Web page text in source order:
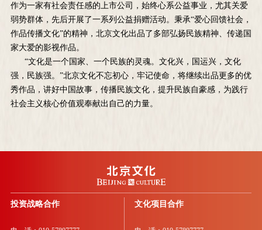
作为一家有社会责任感的上市公司，始终心系公益事业，尤其关爱
弱势群体，先后开展了一系列公益捐赠活动。秉承“爱心回馈社会，
作品传播文化”的精神，北京文化出品了多部弘扬民族精神、传递国
家大爱的影视作品。
“文化是一个国家、一个民族的灵魂。文化兴，国运兴，文化
强，民族强。”北京文化不忘初心，牢记使命，将继续出品更多的优
秀作品，讲好中国故事，传播民族文化，提升民族自豪感，为践行
社会主义核心价值观奉献出自己的力量。
投资战略合作 文化项目合作